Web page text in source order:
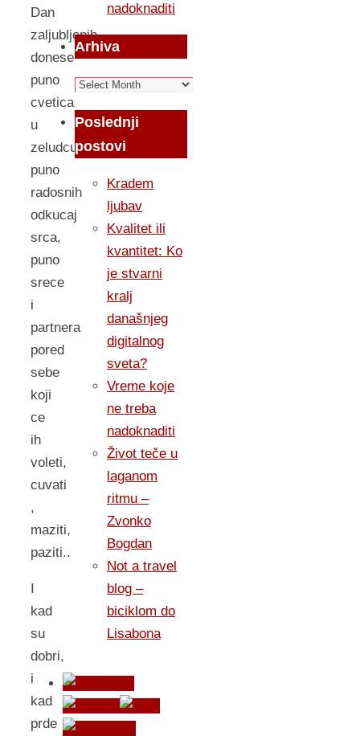
Dan
zaljubljenih
donese
puno
cvetica
u
zeludcu,
puno
radosnih
odkucaj
srca,
puno
srece
i
partnera
pored
sebe
koji
ce
ih
voleti,
cuvati
,
maziti,
paziti..
I
kad
su
dobri,
i
kad
prde
nadoknaditi
Arhiva
Arhiva
Poslednji
postovi
Kradem
ljubav
Kvalitet ili
kvantitet: Ko
je stvarni
kralj
današnjeg
digitalnog
sveta?
Vreme koje
ne treba
nadoknaditi
Život teče u
laganom
ritmu –
Zvonko
Bogdan
Not a travel
blog –
biciklom do
Lisabona